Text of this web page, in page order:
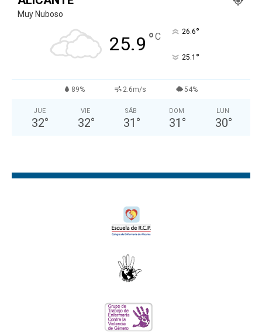
Muy Nuboso
25.9 °C 26.6°
25.1 °
89% 2.6m/s 54%
JUE
32°
VIE
32°
SÁB
31 °
DOM
31 °
LUN
30°